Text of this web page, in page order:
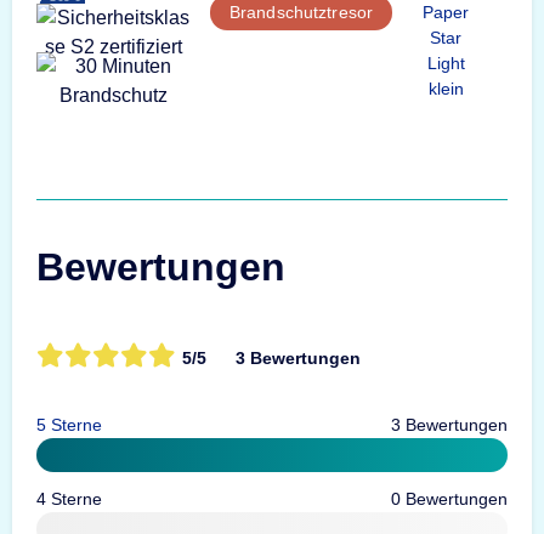
Brandschutztresor
Paper
Star
Light
klein
Bewertungen
5/5 3 Bewertungen
5 Sterne 3 Bewertungen
4 Sterne 0 Bewertungen